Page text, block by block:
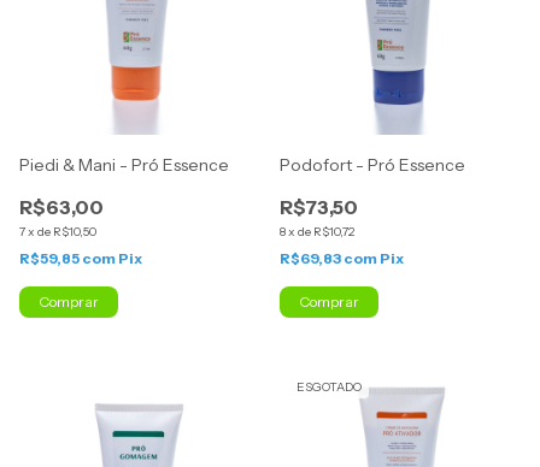
Piedi & Mani - Pró Essence
R$63,00
7x de R$10,50
R$59,85 com Pix
Comprar
Podofort - Pró Essence
R$73,50
8x de R$10,72
R$69,83 com Pix
Comprar
ESGOTADO